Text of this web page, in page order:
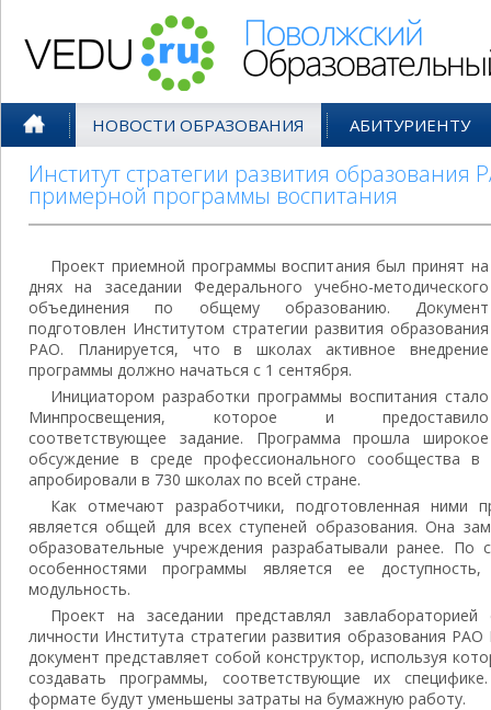
НОВОСТИ ОБРАЗОВАНИЯ АБИТУРИЕНТУ
Институт стратегии развития образования
примерной программы воспитания
Проект приемной программы воспитания был принят на
днях на заседании Федерального учебно-методического
объединения по общему образованию. Документ
подготовлен Институтом стратегии развития образования
РАО. Планируется, что в школах активное внедрение
программы должно начаться с 1 сентября.
Инициатором разработки программы воспитания стало
Минпросвещения, которое и предоставило
соответствующее задание. Программа прошла широкое
обсуждение в среде профессионального сообщества
апробировали в 730 школах по всей стране.
Как отмечают разработчики, подготовленная ними
является общей для всех ступеней образования. Она
образовательные учреждения разрабатывали ранее. По
особенностями программы является ее
модульность.
Проект на заседании представлял
личности Института стратегии развития образования
документ представляет собой конструктор, используя
создавать программы, соответствующие их
формате будут уменьшены затраты на бумажную работу.